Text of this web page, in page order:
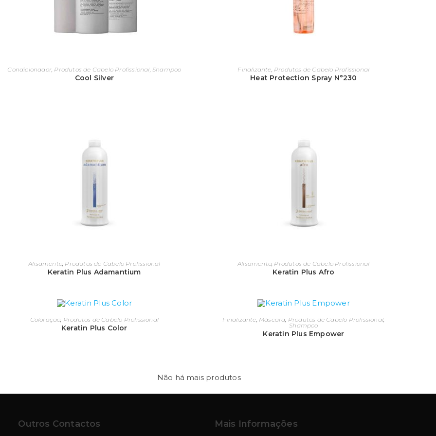
Produtos para penteados e finalizantes
os salões fazem uso e vendem produtos de estilo como gel, spray para cabelo, mousse,
falamos em reparação intensiva no cabelo, estamos a falar sobre cronograma capilar. Este serviço
se uma alta demanda por mulheres que desejam repor os
nutrientes nos cabelos
capilar perdida nos processos químicos e no dia a dia.
não há restrição de quem pode fazer o cronograma capilar, é recomendado para todos os tipos de
hidratação é a principal etapa do tratamento capilar e é essencial para dar brilho e maciez aos cabelos. É
saúde da fibra capilar através da aplicação de máscaras que devolvem a água ao fio.
chegamos à etapa da nutrição é hora de repor os lipídios dos cabelos, principalmente nos cabelos
Condicionador, Produtos de Cabelo Profissional, Shampoo
Cool Silver
Finalizante, Produtos de Cabelo Profissional
Heat Protection Spray N°230
Alisamento Produtos de Cabelo Profissional
Keratin Plus Adamantium
Alisamento Produtos de Cabelo Profissional
Keratin Plus Afro
Coloração, Produtos de Cabelo Profissional
Keratin Plus Color
Finalizante, Máscara, Produtos de Cabelo Profissional,
Shampoo
Keratin Plus Empower
Não há mais produtos
Outros Contactos Mais Informações